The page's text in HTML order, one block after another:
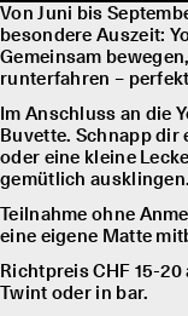
Von Juni bis
besondere Auszeit:
Gemeinsam
runterfahren –
Im Anschluss an die
Buvette. Schnapp dir
oder eine kleine
gemütlich ausklingen.
Teilnahme ohne
eine eigene Matte
Richtpreis CHF 15-
Twint oder in bar.